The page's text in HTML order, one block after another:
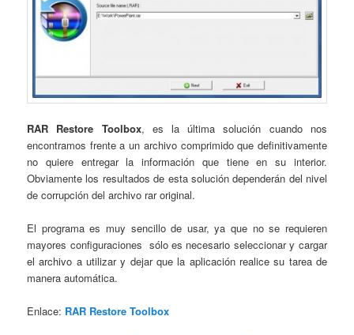
RAR Restore Toolbox, es la última solución cuando nos
encontramos frente a un archivo comprimido que definitivamente
no quiere entregar la información que tiene en su interior.
Obviamente los resultados de esta solución dependerán del nivel
de corrupción del archivo rar original.
El programa es muy sencillo de usar, ya que no se requieren
mayores configuraciones sólo es necesario seleccionar y cargar
el archivo a utilizar y dejar que la aplicación realice su tarea de
manera automática.
Enlace: RAR Restore Toolbox